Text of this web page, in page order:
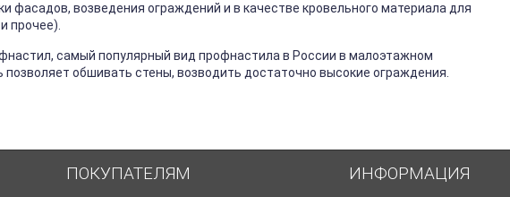
фасадов, возведения ограждений и в качестве кровельного материала для
прочее).
самый популярный вид профнастила в России в малоэтажном
позволяет обшивать стены, возводить достаточно высокие ограждения.
ПОКУПАТЕЛЯМ ИНФОРМАЦИЯ